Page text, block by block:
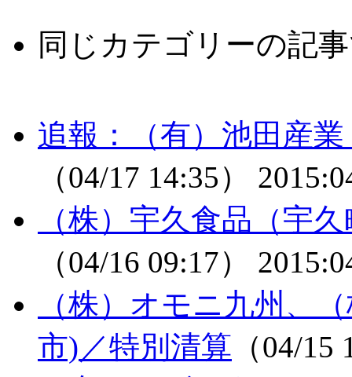
同じカテゴリーの記
追報：（有）池田産
（04/17 14:35）
（株）宇久食品（宇
（04/16 09:17）
（株）オモニ九州、
市)／特別清算 （04/